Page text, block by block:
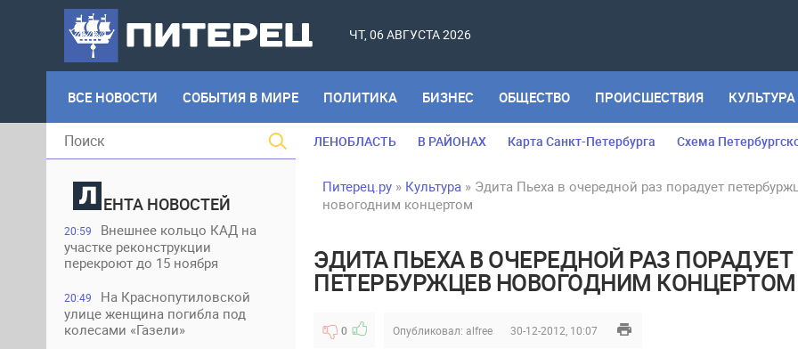
ЧТ, 06 АВГУСТА 2026
ВСЕ НОВОСТИ СОБЫТИЯ В МИРЕ ПОЛИТИКА БИЗНЕС ОБЩЕСТВО ПРОИСШЕСТВИЯ КУЛЬТУРА
ЕНТА НОВОСТЕЙ
20:59
Внешнее кольцо КАД на
участке реконструкции
перекроют до 15 ноября
20:49
На Краснопутиловской
улице женщина погибла под
колесами «Газели»
ЛЕНОБЛАСТЬ В РАЙОНАХ Карта Санкт-Петербурга Схема
Питерец.ру » Культура » Эдита Пьеха в очередной раз порадует
новогодним концертом
ЭДИТА ПЬЕХА В ОЧЕРЕДНОЙ РАЗ ПОРАДУЕТ
ПЕТЕРБУРЖЦЕВ НОВОГОДНИМ КОНЦЕРТОМ
0 Опубликовал: alfree 30-12-2012, 10:07